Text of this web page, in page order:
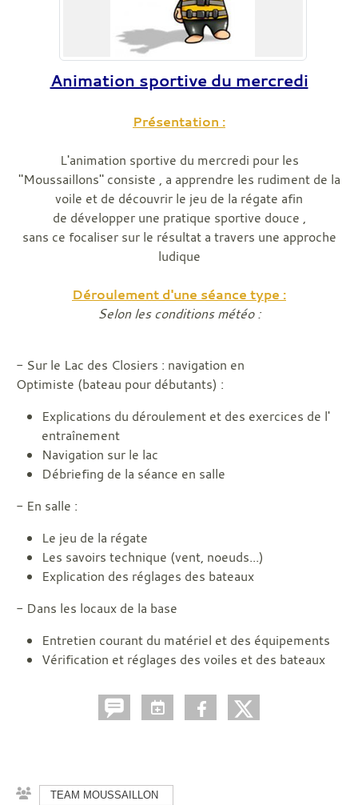
Animation sportive du mercredi
Présentation :
L'animation sportive du mercredi pour les
"Moussaillons" consiste , a apprendre les rudiment de la
voile et de découvrir le jeu de la régate afin
de développer une pratique sportive douce ,
sans ce focaliser sur le résultat a travers une approche
ludique
Déroulement d'une séance type :
Selon les conditions météo :
- Sur le Lac des Closiers : navigation en
Optimiste (bateau pour débutants) :
Explications du déroulement et des exercices de l'
entraînement
Navigation sur le lac
Débriefing de la séance en salle
- En salle :
Le jeu de la régate
Les savoirs technique (vent, noeuds...)
Explication des réglages des bateaux
- Dans les locaux de la base
Entretien courant du matériel et des équipements
Vérification et réglages des voiles et des bateaux
TEAM MOUSSAILLON